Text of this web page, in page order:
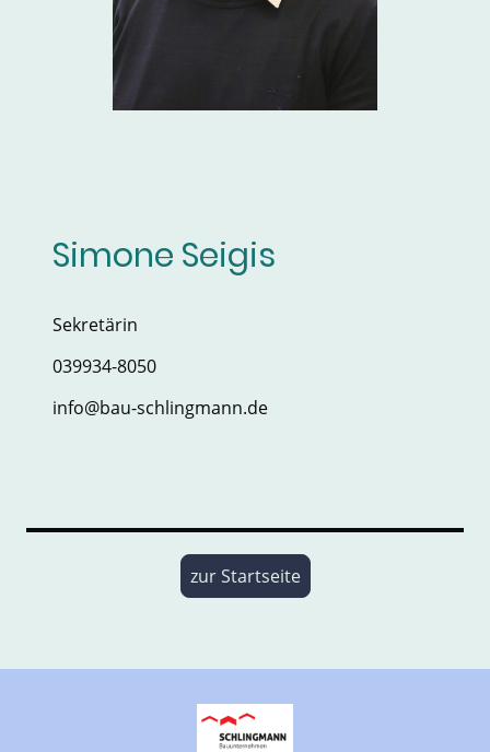
Simone Seigis
Sekretärin
039934-8050
info@bau-schlingmann.de
zur Startseite